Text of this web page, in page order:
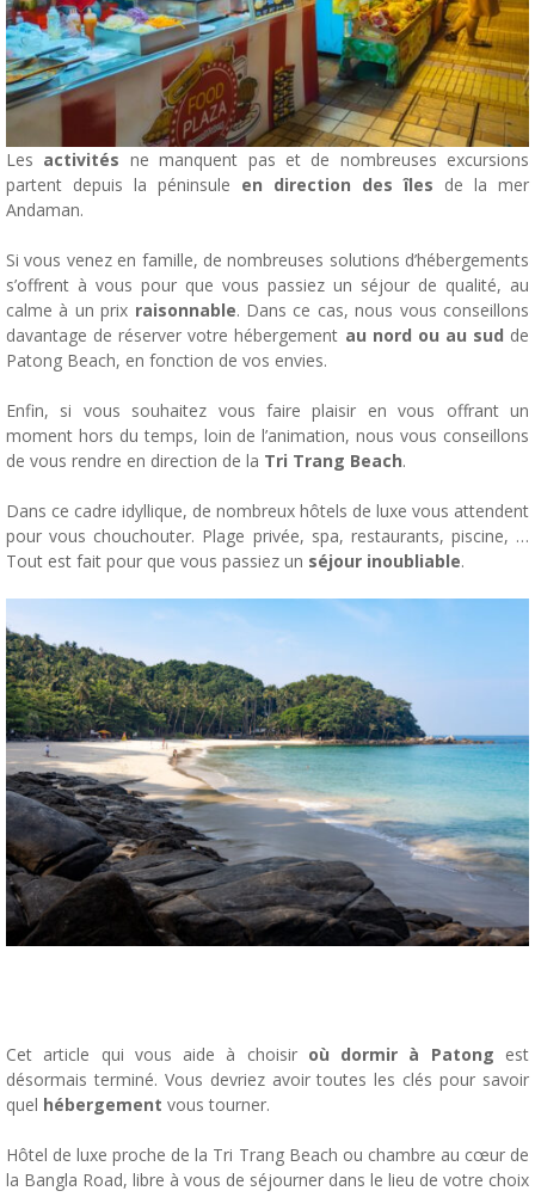
Les activités ne manquent pas et de nombreuses excursions
partent depuis la péninsule en direction des îles de la mer
Andaman.
Si vous venez en famille, de nombreuses solutions d’hébergements
s’offrent à vous pour que vous passiez un séjour de qualité, au
calme à un prix raisonnable. Dans ce cas, nous vous conseillons
davantage de réserver votre hébergement au nord ou au sud de
Patong Beach, en fonction de vos envies.
Enfin, si vous souhaitez vous faire plaisir en vous offrant un
moment hors du temps, loin de l’animation, nous vous conseillons
de vous rendre en direction de la Tri Trang Beach.
Dans ce cadre idyllique, de nombreux hôtels de luxe vous attendent
pour vous chouchouter. Plage privée, spa, restaurants, piscine, …
Tout est fait pour que vous passiez un séjour inoubliable.
Cet article qui vous aide à choisir où dormir à Patong est
désormais terminé. Vous devriez avoir toutes les clés pour savoir
quel hébergement vous tourner.
Hôtel de luxe proche de la Tri Trang Beach ou chambre au cœur de
la Bangla Road, libre à vous de séjourner dans le lieu de votre choix